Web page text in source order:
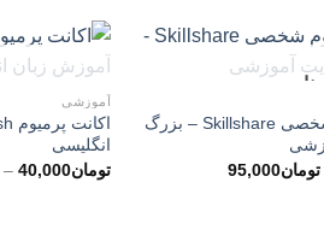
ناموجود
اکانت پرمیوم شخصی Skillshare – بزرگ
تومان95,000محدوده
آموزشی
انگلیسی
تومان40,000
–